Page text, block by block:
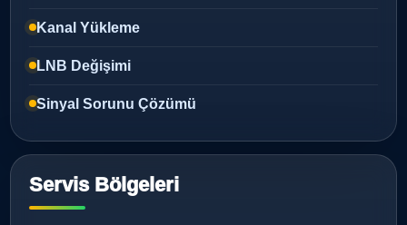
Kanal Yükleme
LNB Değişimi
Sinyal Sorunu Çözümü
Servis Bölgeleri